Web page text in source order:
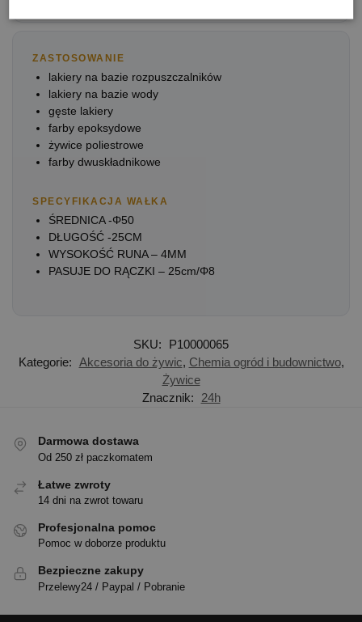
ZASTOSOWANIE
lakiery na bazie rozpuszczalników
lakiery na bazie wody
gęste lakiery
farby epoksydowe
żywice poliestrowe
farby dwuskładnikowe
SPECYFIKACJA WAŁKA
ŚREDNICA -Φ50
DŁUGOŚĆ -25CM
WYSOKOŚĆ RUNA – 4MM
PASUJE DO RĄCZKI – 25cm/Φ8
SKU:
P10000065
Kategorie: Akcesoria do żywic, Chemia ogród i budownictwo,
Żywice
Znacznik:
24h
Darmowa dostawa
Od 250 zł paczkomatem
Łatwe zwroty
14 dni na zwrot towaru
Profesjonalna pomoc
Pomoc w doborze produktu
Bezpieczne zakupy
Przelewy24 / Paypal / Pobranie